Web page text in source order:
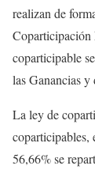
realizan de
Coparticipación
coparticipable
las Ganancias
La ley de
coparticipables,
56,66% se